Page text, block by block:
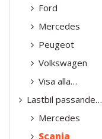
Ford
Mercedes
Peugeot
Volkswagen
Visa alla…
Lastbil passande…
Mercedes
Scania